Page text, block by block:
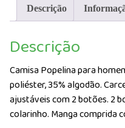
115g
Personalizada
Descrição
Descrição
Camisa Popelina para
poliéster, 35% algodão.
ajustáveis com 2 botões. 2
colarinho. Manga comprida